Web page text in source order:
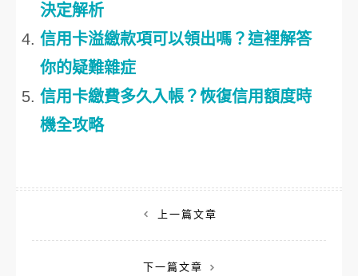
決定解析
信用卡溢繳款項可以領出嗎？這裡解答
你的疑難雜症
信用卡繳費多久入帳？恢復信用額度時
機全攻略
章
上一篇文章
下一篇文章